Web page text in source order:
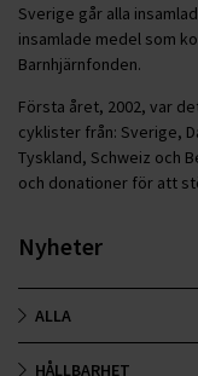
Sverige går alla
insamlade medel som
Barnhjärnfonden.
Första året, 2002, var
cyklister från: Sverige,
Tyskland, Schweiz och
och donationer för att
Nyheter
ALLA
HÅLLBARHET